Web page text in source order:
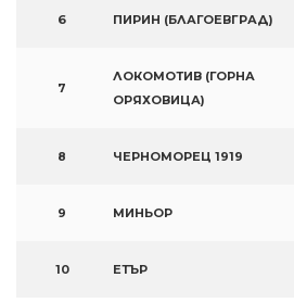
6 ПИРИН (БЛАГОЕВГРАД)
7
ЛОКОМОТИВ (ГОРНА
ОРЯХОВИЦА)
8 ЧЕРНОМОРЕЦ 1919
9 МИНЬОР
10 ЕТЪР